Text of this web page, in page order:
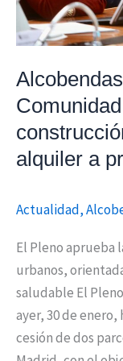
alquiler a
Actualidad,
El Pleno aprueba
urbanos,
saludable El
ayer, 30 de
cesión de dos
Madrid
para
construcción
de
700
viviendas
precio
asequible